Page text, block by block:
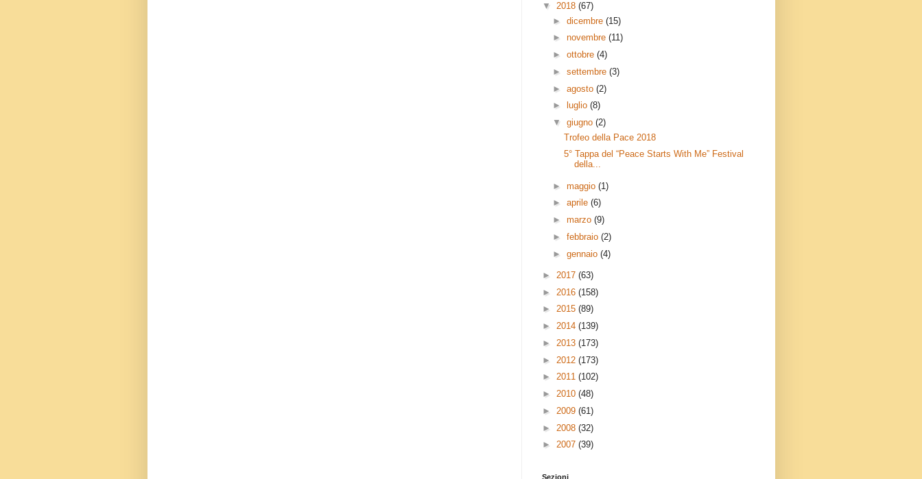
▼ 2018 (67)
►dicembre(15)
►novembre(11)
►ottobre(4)
►settembre(3)
►agosto(2)
►
luglio(8)
▼giugno(2)
Trofeo della Pace 2018
5° Tappa del “Peace Starts With Me” Festival
della...
►maggio(1)
►aprile(6)
►marzo(9)
►febbraio(2)
►gennaio(4)
► 2017 (63)
► 2016 (158)
► 2015 (89)
► 2014 (139)
► 2013 (173)
► 2012 (173)
► 2011 (102)
► 2010 (48)
► 2009 (61)
► 2008 (32)
► 2007 (39)
Sezioni